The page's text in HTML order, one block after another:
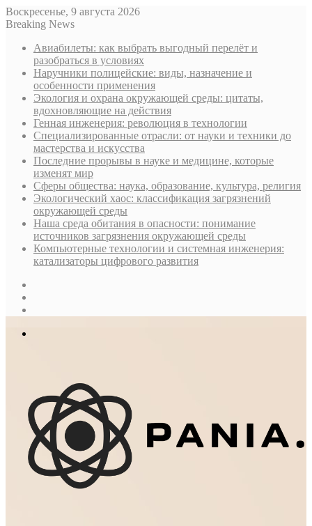
Воскресенье, 9 августа 2026
Breaking News
Авиабилеты: как выбрать выгодный перелёт и
разобраться в условиях
Наручники полицейские: виды, назначение и
особенности применения
Экология и охрана окружающей среды: цитаты,
вдохновляющие на действия
Генная инженерия: революция в технологии
Специализированные отрасли: от науки и техники до
мастерства и искусства
Последние прорывы в науке и медицине, которые
изменят мир
Сферы общества: наука, образование, культура, религия
Экологический хаос: классификация загрязнений
окружающей среды
Наша среда обитания в опасности: понимание
источников загрязнения окружающей среды
Компьютерные технологии и системная инженерия:
катализаторы цифрового развития